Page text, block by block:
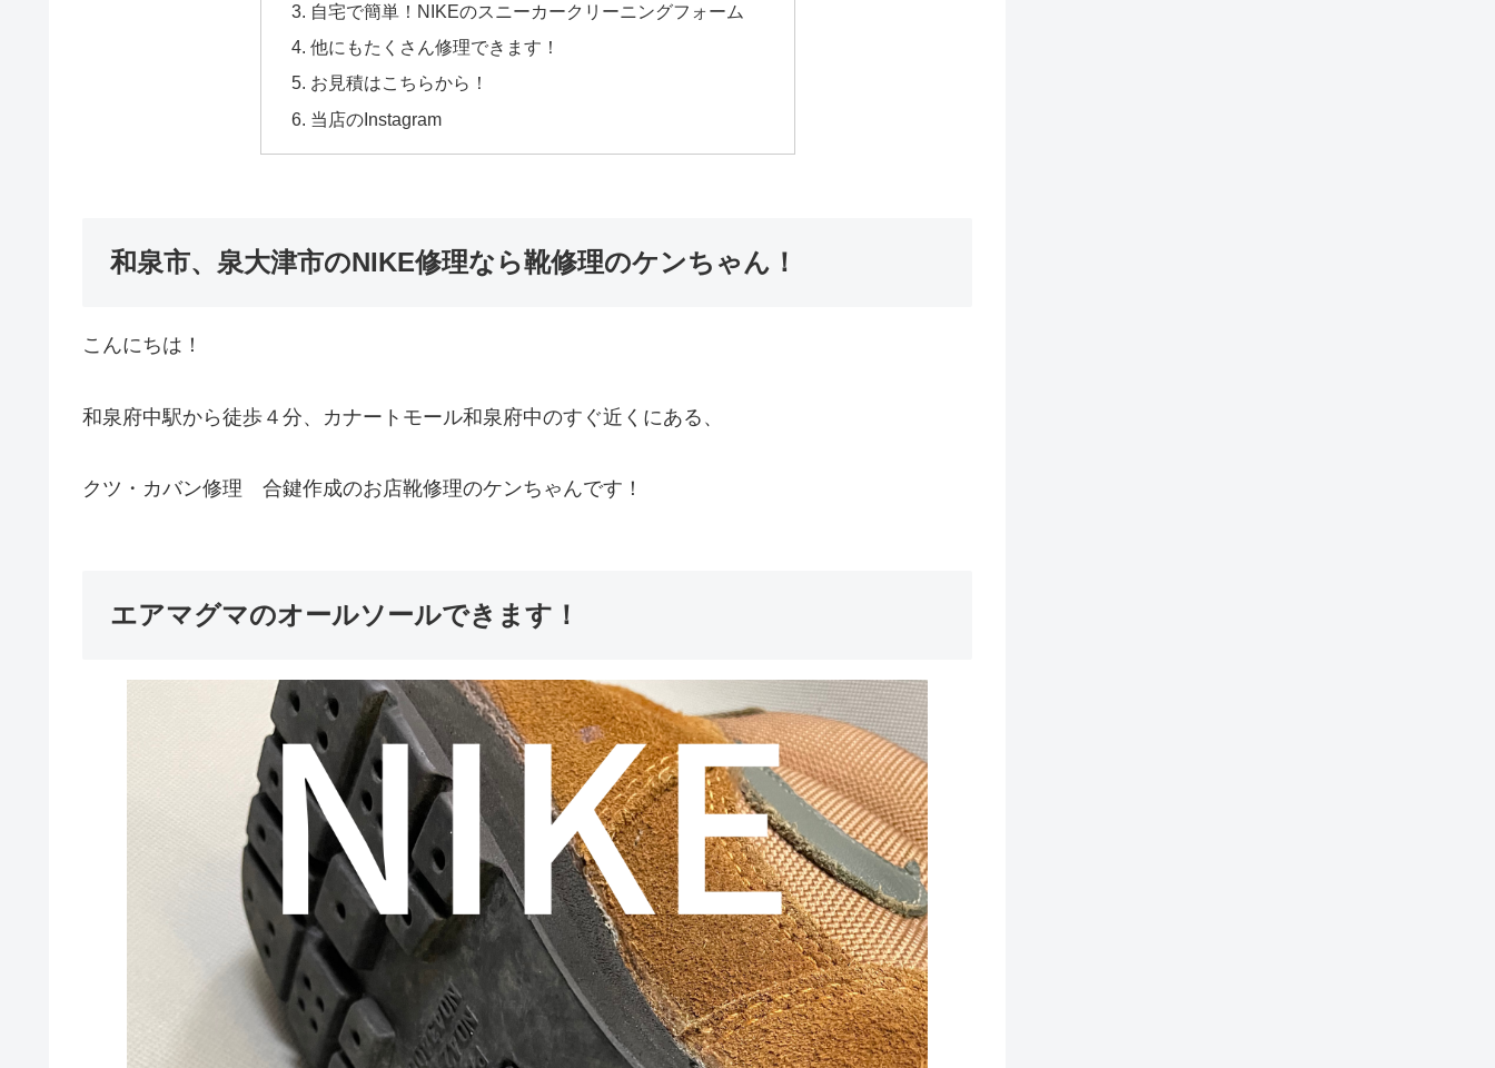
自宅で簡単！NIKEのスニーカークリーニングフォーム
他にもたくさん修理できます！
お見積はこちらから！
当店のInstagram
和泉市、泉大津市のNIKE修理なら靴修理のケンちゃん！
こんにちは！
和泉府中駅から徒歩４分、カナートモール和泉府中のすぐ近くにある、
クツ・カバン修理 合鍵作成のお店靴修理のケンちゃんです！
エアマグマのオールソールできます！